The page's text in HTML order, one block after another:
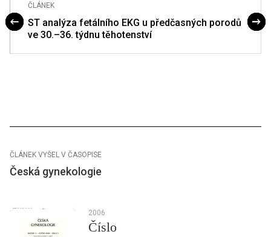
ČLÁNEK
ST analýza fetálního EKG u předčasných porodů
ve 30.–36. týdnu těhotenství
ČLÁNEK VYŠEL V ČASOPISE
Česká gynekologie
2006
Číslo